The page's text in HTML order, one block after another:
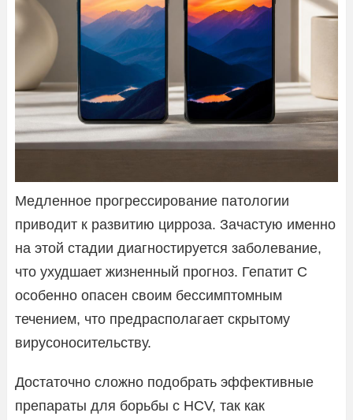
Медленное прогрессирование патологии
приводит к развитию цирроза. Зачастую именно
на этой стадии диагностируется заболевание,
что ухудшает жизненный прогноз. Гепатит С
особенно опасен своим бессимптомным
течением, что предрасполагает скрытому
вирусоносительству.
Достаточно сложно подобрать эффективные
препараты для борьбы с HCV, так как